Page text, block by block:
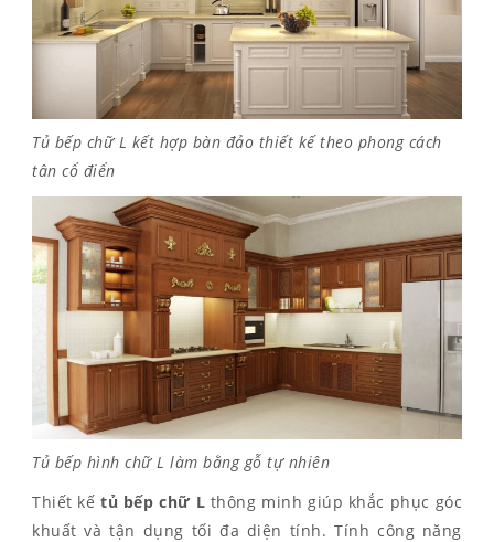
Tủ bếp chữ L kết hợp bàn đảo thiết kế theo phong cách
tân cổ điển
Tủ bếp hình chữ L làm bằng gỗ tự nhiên
Thiết kếtủ bếp chữ L thông minh giúp khắc phục góc
khuất và tận dụng tối đa diện tính. Tính công năng